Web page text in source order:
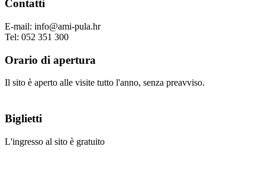
Contatti
E-mail: info@ami-pula.hr
Tel: 052 351 300
Orario di apertura
Il sito è aperto alle visite tutto l'anno, senza preavviso.
Biglietti
L'ingresso al sito è gratuito